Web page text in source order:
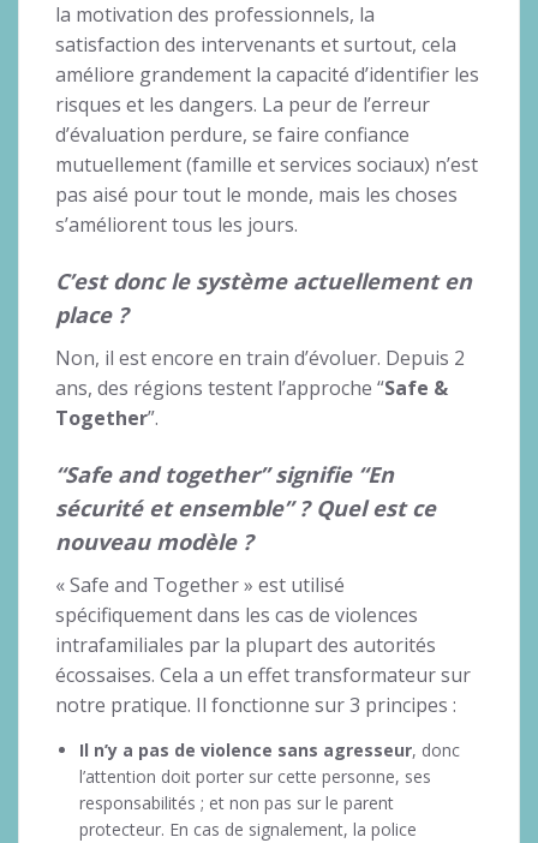
la motivation des professionnels, la
satisfaction des intervenants et surtout, cela
améliore grandement la capacité d’identifier les
risques et les dangers. La peur de l’erreur
d’évaluation perdure, se faire confiance
mutuellement (famille et services sociaux) n’est
pas aisé pour tout le monde, mais les choses
s’améliorent tous les jours.
C’est donc le système actuellement en
place ?
Non, il est encore en train d’évoluer. Depuis 2
ans, des régions testent l’approche “Safe &
Together”.
“Safe and together” signifie “En
sécurité et ensemble” ? Quel est ce
nouveau modèle ?
« Safe and Together » est utilisé
spécifiquement dans les cas de violences
intrafamiliales par la plupart des autorités
écossaises. Cela a un effet transformateur sur
notre pratique. Il fonctionne sur 3 principes :
Il n’y a pas de violence sans agresseur, donc
l’attention doit porter sur cette personne, ses
responsabilités ; et non pas sur le parent
protecteur. En cas de signalement, la police